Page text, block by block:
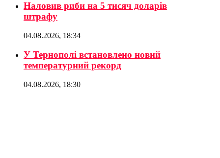
Наловив риби на 5 тисяч доларів
штрафу
04.08.2026, 18:34
У Тернополі встановлено новий
температурний рекорд
04.08.2026, 18:30